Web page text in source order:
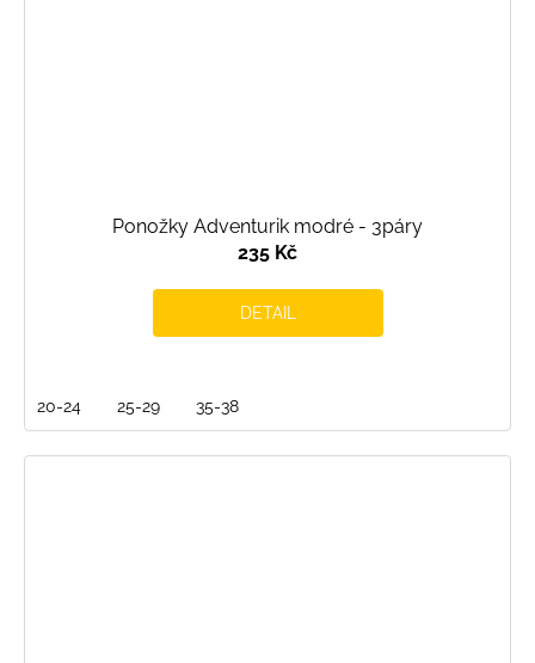
Ponožky Adventurik modré - 3páry
235 Kč
DETAIL
20-24 25-29 35-38